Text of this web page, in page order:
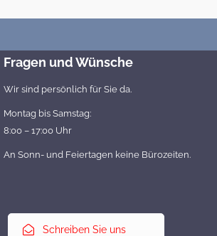
Fragen und Wünsche
Wir sind persönlich für Sie da.
Montag bis Samstag:
8:00 – 17:00 Uhr
An Sonn- und Feiertagen keine Bürozeiten.
Schreiben Sie uns